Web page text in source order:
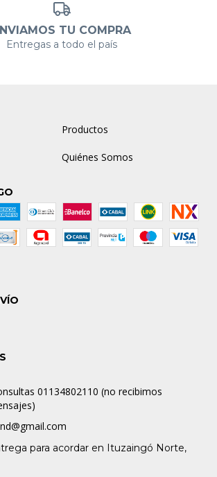
TU COMPRA
Entregas a todo el país
Productos
Quiénes Somos
01134802110 (no recibimos
para acordar en Ituzaingó Norte,